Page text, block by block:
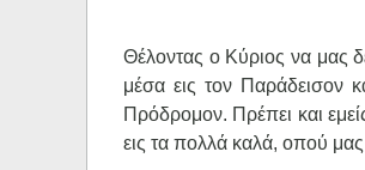
Θέλοντας ο Κύριος να μας
μέσα εις τον Παράδεισον
Πρόδρομον. Πρέπει και
εις τα πολλά καλά, οπού μας